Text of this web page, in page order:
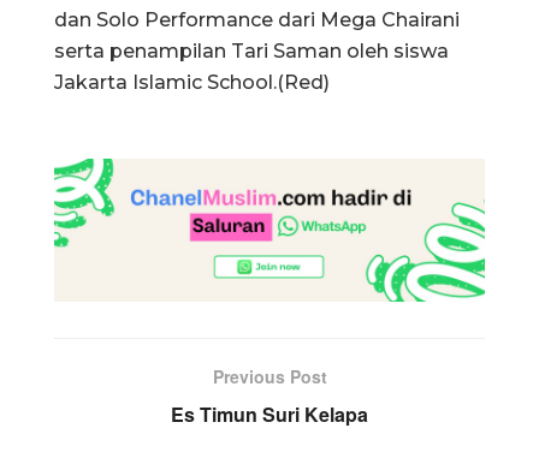
dan Solo Performance dari Mega Chairani
serta penampilan Tari Saman oleh siswa
Jakarta Islamic School.(Red)
Previous Post
Es Timun Suri Kelapa